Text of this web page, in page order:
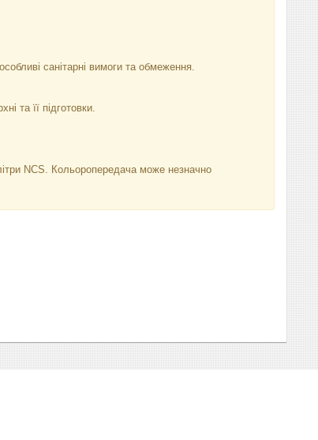
санітарні вимоги та обмеження.
та її підготовки.
NCS. Кольоропередача може незначно